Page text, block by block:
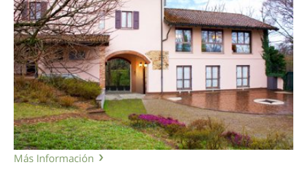
Más Información